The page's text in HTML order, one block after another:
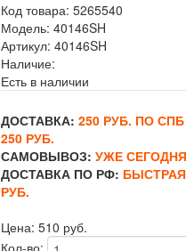
Код товара: 5265540
Модель: 40146SH
Артикул: 40146SH
Наличие:
Есть в наличии
ДОСТАВКА: 250 РУБ. ПО
250 РУБ.
САМОВЫВОЗ: УЖЕ
ДОСТАВКА ПО РФ:
РУБ.
Цена: 510 руб.
Кол-во: